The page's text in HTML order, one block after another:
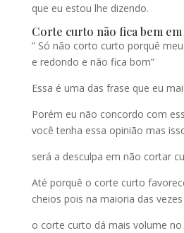
que eu estou lhe dizendo.
Corte curto não fica bem
” Só não corto curto porquê
e redondo e não fica bom”
Essa é uma das frase que eu
Porém eu não concordo com
você tenha essa opinião mas
será a desculpa em não cortar
Até porquê o corte curto
cheios pois na maioria das vezes
o corte curto dá mais volume